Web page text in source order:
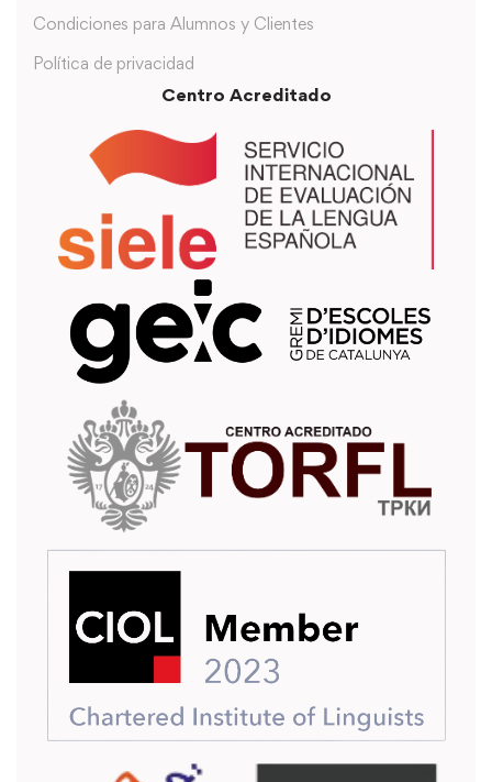
Condiciones para Alumnos y Clientes
Política de privacidad
Centro Acreditado